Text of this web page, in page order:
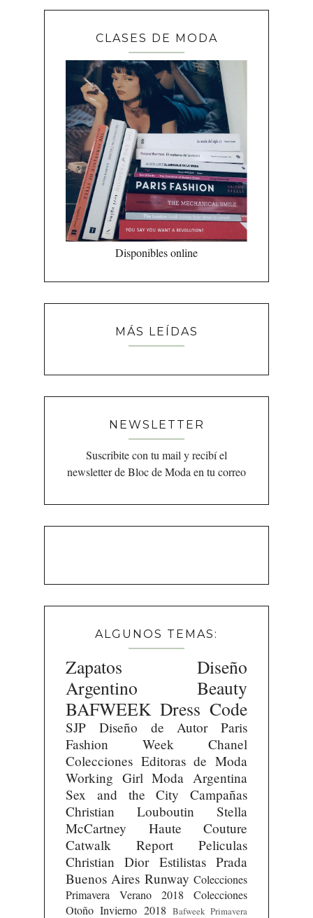
CLASES DE MODA
Disponibles online
MÁS LEÍDAS
NEWSLETTER
Suscribite con tu mail y recibí el
newsletter de Bloc de Moda en tu correo
ALGUNOS TEMAS:
Zapatos
Diseño
Argentino
Beauty
BAFWEEK Dress Code
SJP Diseño de Autor
Paris
Fashion Week
Chanel
Colecciones Editoras de Moda
Working Girl Moda Argentina
Sex and the City
Campañas
Christian Louboutin
Stella
McCartney
Haute Couture
Catwalk Report
Peliculas
Christian Dior Estilistas Prada
Buenos Aires Runway Colecciones
Primavera Verano 2018
Colecciones
Otoño Invierno 2018 Bafweek Primavera